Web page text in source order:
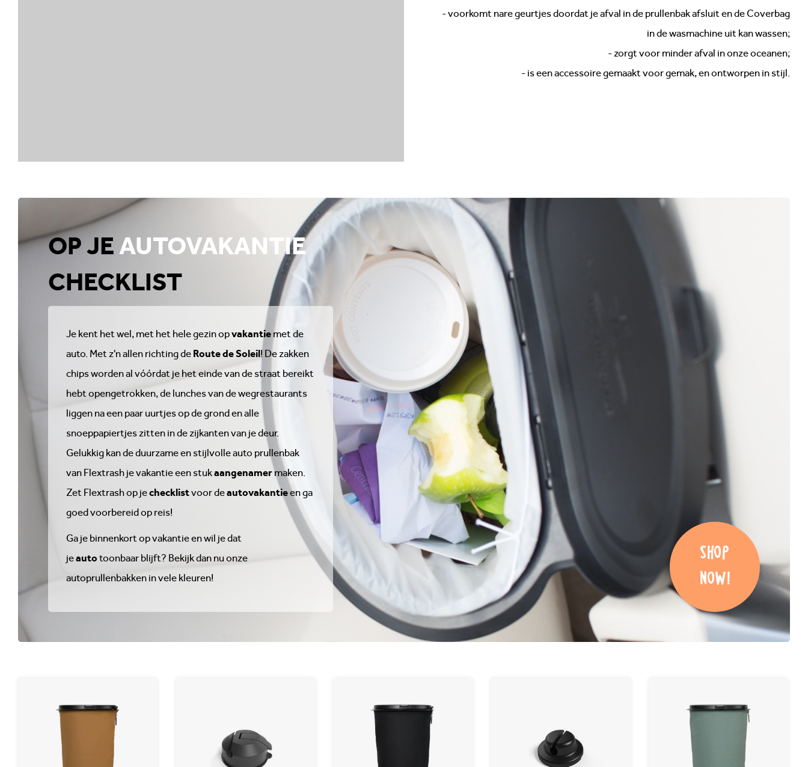
- voorkomt nare geurtjes doordat je afval in de prullenbak afsluit en de Coverbag
in de wasmachine uit kan wassen;
- zorgt voor minder afval in onze oceanen;
- is een accessoire gemaakt voor gemak, en ontworpen in stijl.
OP JEAUTOVAKANTIE
CHECKLIST
Je kent het wel, met het hele gezin opvakantie met de
auto. Met z'n allen richting de Route de Soleil! De zakken
chips worden al vóórdat je het einde van de straat bereikt
hebt opengetrokken, de lunches van de wegrestaurants
liggen na een paar uurtjes op de grond en alle
snoeppapiertjes zitten in de zijkanten van je deur.
Gelukkig kan de duurzame en stijlvolle auto prullenbak
van Flextrash je vakantie een stukaangenamermaken.
Zet Flextrash op jechecklistvoor deautovakantieen ga
goed voorbereid op reis!
Ga je binnenkort op vakantie en wil je dat
jeauto toonbaar blijft? Bekijk dan nu onze
autoprullenbakken in vele kleuren!
SHOP
NOW!